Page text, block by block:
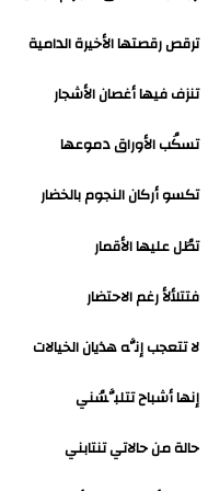
ترقص رقصتها الأخيرة الدامية
تنزف فيها أغصان الأشجار
تسكُب الأوراق دموعها
تكسو أركان النجوم بالخضار
تطُل عليها الأقمار
فتتلألأ رغم الاحتضار
لا تتعجب إنَّه هذيان الخيالات
إنها أشباح تتلبَّسُني
حالة من حالاتي تنتابني